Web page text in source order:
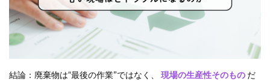
結論：廃棄物は“最後の作業”ではなく、 現場の生産性そのもの だ